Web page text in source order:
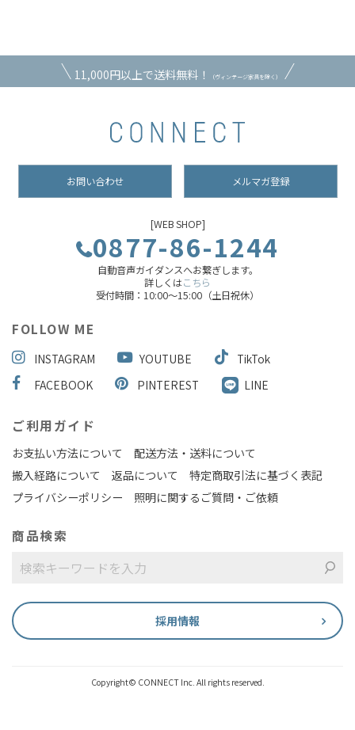
11,000円以上で送料無料！ （ヴィンテージ家具を除く）
お問い合わせ メルマガ登録
[WEB SHOP]
0877-86-1244
自動音声ガイダンスへお繋ぎします。
詳しくはこちら
受付時間：10:00～15:00（土日祝休）
FOLLOW ME
INSTAGRAM YOUTUBE
TikTok
FACEBOOK
PINTEREST LINE
ご利用ガイド
お支払い方法について
配送方法・送料について
搬入経路について
返品について
特定商取引法に基づく表記
プライバシーポリシー
照明に関するご質問・ご依頼
商品検索
採用情報
Copyright© CONNECT Inc. All rights reserved.